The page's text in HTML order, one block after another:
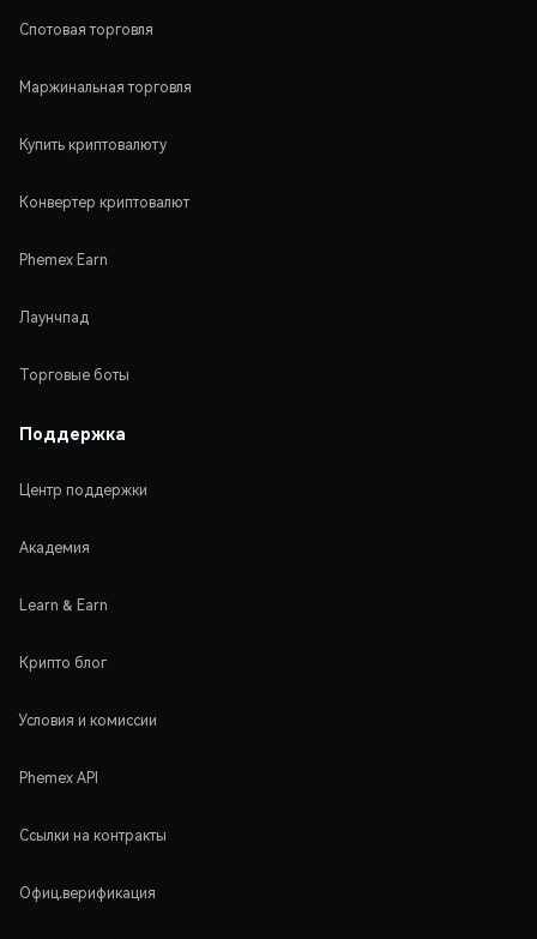
Спотовая торговля
Маржинальная торговля
Купить криптовалюту
Конвертер криптовалют
Phemex Earn
Лаунчпад
Торговые боты
Поддержка
Центр поддержки
Академия
Learn & Earn
Крипто блог
Условия и комиссии
Phemex API
Ссылки на контракты
Офиц.верификация